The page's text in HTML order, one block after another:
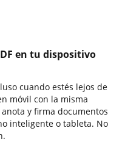
en tu dispositivo
cuando estés lejos de
móvil con la misma
y firma documentos
inteligente o tableta. No